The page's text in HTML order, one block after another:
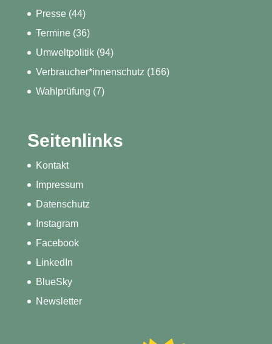
Presse(44)
Termine(36)
Umweltpolitik(94)
Verbraucher*innenschutz (166)
Wahlprüfung (7)
Seitenlinks
Kontakt
Impressum
Datenschutz
Instagram
Facebook
LinkedIn
BlueSky
Newsletter